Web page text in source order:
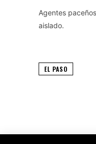
Agentes
aislado.
EL PASO